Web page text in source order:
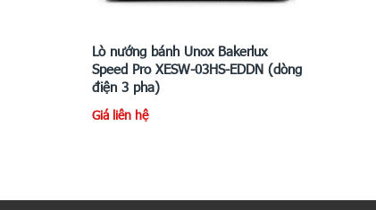
Lò nướng bánh Unox Bakerlux
Speed Pro XESW-03HS-EDDN (dòng
điện 3 pha)
Giá liên hệ